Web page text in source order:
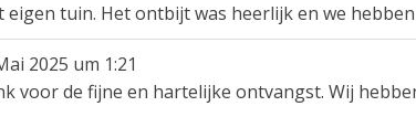
tuin. Het ontbijt was heerlijk en we
2025 um 1:21
voor de fijne en hartelijke ontvangst. Wij